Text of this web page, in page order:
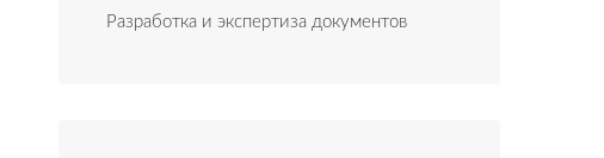
Разработка и экспертиза документов